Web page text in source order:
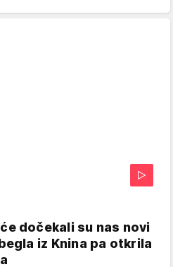
dočekali su nas novi
iz Knina pa otkrila